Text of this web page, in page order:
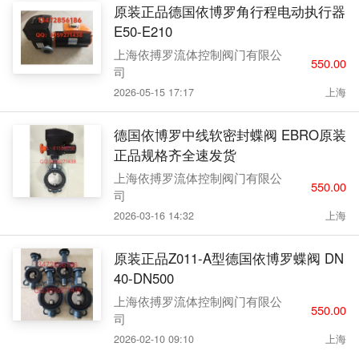
原装正品德国依博罗角行程电动执行器
E50-E210
上海依搏罗流体控制阀门有限公
司
550.00
2026-05-15 17:17 上海
德国依博罗中线软密封蝶阀 EBRO原装
正品规格齐全速发货
上海依搏罗流体控制阀门有限公
司
550.00
2026-03-16 14:32 上海
原装正品Z011-A型德国依博罗蝶阀 DN
40-DN500
上海依搏罗流体控制阀门有限公
司
550.00
2026-02-10 09:10 上海